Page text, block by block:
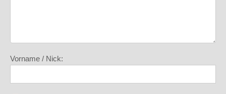
Vorname / Nick: